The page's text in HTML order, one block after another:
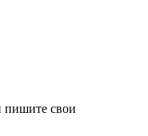
пишите свои